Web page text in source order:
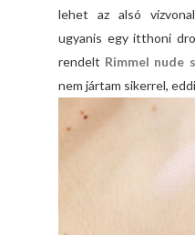
lehet az alsó
ugyanis egy itthoni
rendelt Rimmel nude
nem jártam sikerrel,